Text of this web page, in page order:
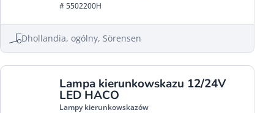
# 5502200H
Dhollandia, ogólny, Sörensen
Lampa kierunkowskazu 12/24V
LED HACO
Lampy kierunkowskazów